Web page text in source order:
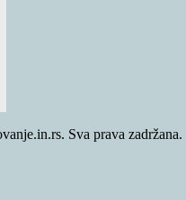
Sva prava